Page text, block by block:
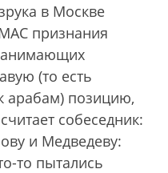
в Москве
признания
(то есть
арабам) позицию,
собеседник:
и Медведеву:
то пытались